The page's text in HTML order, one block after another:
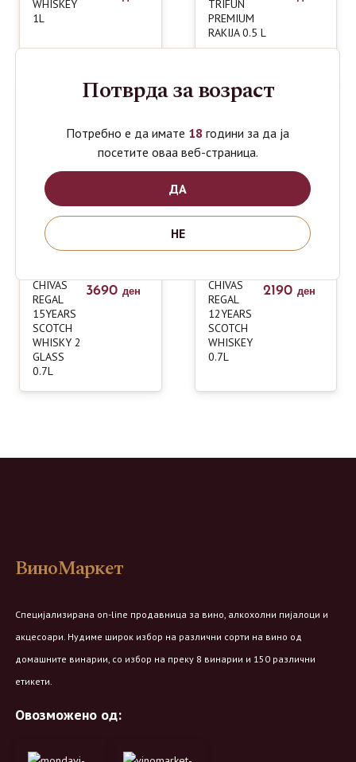
WHISKEY
1L
TRIFUN
PREMIUM
RAKIJA 0.5 L
CHIVAS
REGAL
15YEARS
SCOTCH
WHISKY 2
GLASS
0.7L
3690 ден
CHIVAS
REGAL
12YEARS
SCOTCH
WHISKEY
0.7L
2190 ден
ВиноМаркет
Специјализирана on-line продавница за вино, алкохолни пијалоци и
акцесоари. Нудиме широк избор на различни сорти на вино од
домашните винарии, со избор на преку 8 винарии и 150 различни
етикети.
Овозможено од:
Потврда за возраст
Потребно е да имате 18 години за да ја
посетите оваа веб-страница.
ДА
НЕ